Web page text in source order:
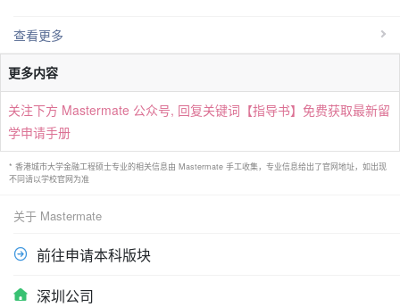
查看更多
更多内容
关注下方 Mastermate 公众号, 回复关键词【指导书】免费获取最新留
学申请手册
* 香港城市大学金融工程硕士专业的相关信息由 Mastermate 手工收集，专业信息给出了官网地址，如出现
不同请以学校官网为准
关于 Mastermate
前往申请本科版块
深圳公司